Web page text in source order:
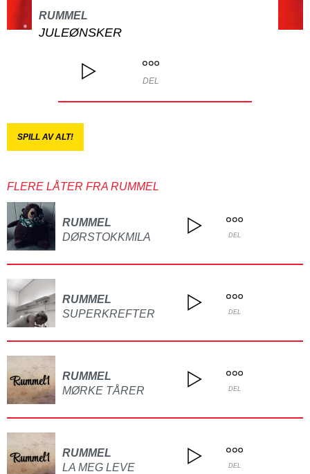
RUMMEL
JULEØNSKER
DEL
SPILL AV ALT!
FLERE LÅTER FRA RUMMEL
RUMMEL
DØRSTOKKMILA
DEL
RUMMEL
SUPERKREFTER
DEL
RUMMEL
MØRKE TÅRER
DEL
RUMMEL
LA MEG LEVE
DEL